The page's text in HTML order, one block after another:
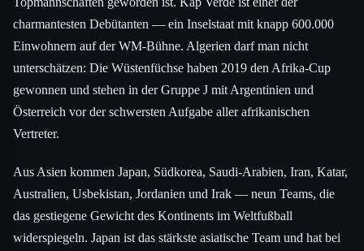
charmantesten Debütanten — ein Inselstaat mit knapp 600.000
Einwohnern auf der WM-Bühne. Algerien darf man nicht
unterschätzen: Die Wüstenfüchse haben 2019 den Afrika-Cup
gewonnen und stehen in der Gruppe J mit Argentinien und
Österreich vor der schwersten Aufgabe aller afrikanischen
Vertreter.
Aus Asien kommen Japan, Südkorea, Saudi-Arabien, Iran, Katar,
Australien, Usbekistan, Jordanien und Irak — neun Teams, die
das gestiegene Gewicht des Kontinents im Weltfußball
widerspiegeln. Japan ist das stärkste asiatische Team und hat bei